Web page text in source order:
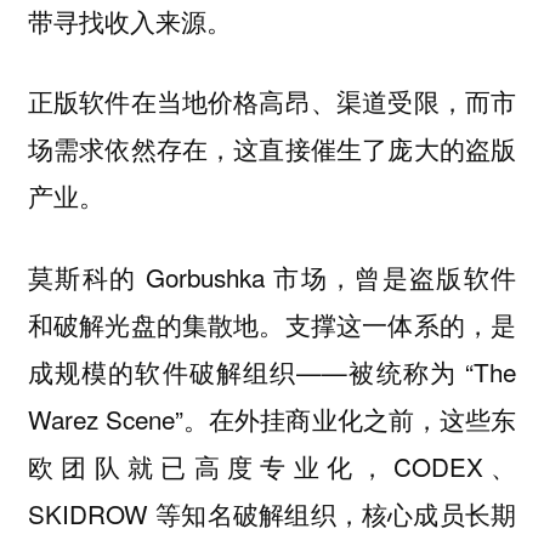
带寻找收入来源。
正版软件在当地价格高昂、渠道受限，而市
场需求依然存在，这直接催生了庞大的盗版
产业。
莫斯科的 Gorbushka 市场，曾是盗版软件
和破解光盘的集散地。支撑这一体系的，是
成规模的软件破解组织——被统称为 “The
Warez Scene”。在外挂商业化之前，这些东
欧团队就已高度专业化，CODEX、
SKIDROW 等知名破解组织，核心成员长期